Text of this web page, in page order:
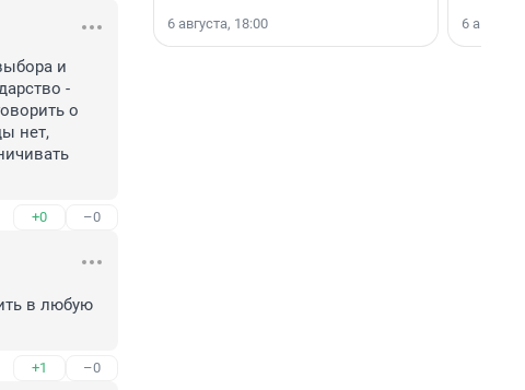
и
-
о
нет,
+0 –0
в любую
+1 –0
6 августа, 18:00
области».
6